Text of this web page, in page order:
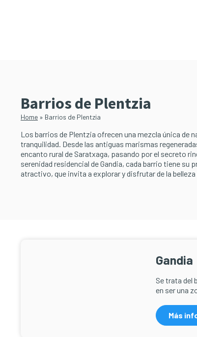
Barrios de Plentzia
Home » Barrios de Plentzia
Los barrios de Plentzia ofrecen una mezcla única de
tranquilidad. Desde las antiguas marismas
encanto rural de Saratxaga, pasando por el secreto
serenidad residencial de Gandia, cada barrio tiene su
atractivo, que invita a explorar y disfrutar de la belleza
Gandia
Se trata del
en ser una
Más